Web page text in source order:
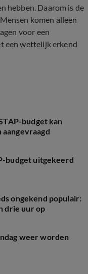
hebben. Daarom is de
komen alleen
voor een
een wettelijk erkend
budget kan
budget uitgekeerd
ongekend populair:
drie uur op
weer worden